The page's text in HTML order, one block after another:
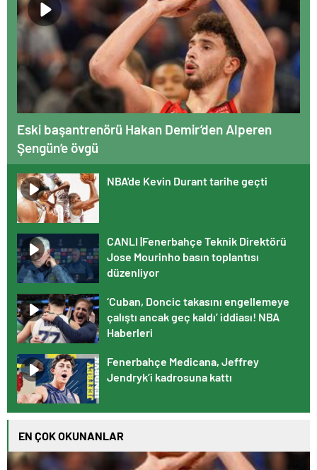
Eski başantrenörü Hakan Demir’den Alperen
Şengün’e övgü
NBA'de Kevin Durant tarihe geçti
CANLI |Fenerbahçe Teknik Direktörü
Jose Mourinho basın toplantısı
düzenliyor
‘Cuban, Doncic takasını engellemeye
çalıştı ancak geç kaldı’ iddiası! NBA
Haberleri
Fenerbahçe Medicana, Jeffrey
Jendryk’i kadrosuna kattı
EN ÇOK OKUNANLAR